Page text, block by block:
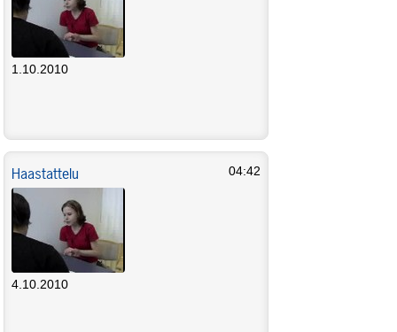
1.10.2010
Haastattelu 04:42
4.10.2010